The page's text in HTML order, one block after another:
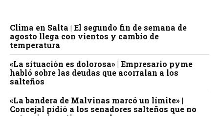
Clima en Salta | El segundo fin de semana de
agosto llega con vientos y cambio de
temperatura
«La situación es dolorosa» | Empresario pyme
habló sobre las deudas que acorralan a los
salteños
«La bandera de Malvinas marcó un límite» |
Concejal pidió a los senadores salteños que no